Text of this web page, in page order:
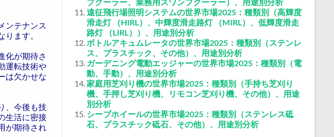
ンテナンス
ます。
化が期待さ
運転技術や
は欠かせな
、今後も技
生活に密接
が期待され
遠征飛行場照明システムの世界市場2025：種類別（高輝度
滑走灯 （HIRL）、中輝度滑走路灯 （MIRL）、低輝度滑走
路灯 （LIRL））、用途別分析
ボトルアキュムレータの世界市場2025：種類別（ステンレ
ス、プラスチック、その他）、用途別分析
ガーデニング電動エッジャーの世界市場2025：種類別（電
動、手動）、用途別分析
家庭用芝刈り機の世界市場2025：種類別（手持ち芝刈り
機、手押し芝刈り機、リモコン芝刈り機、その他）、用途
別分析
シーブホイールの世界市場2025：種類別（ステンレス砥
石、プラスチック砥石、その他）、用途別分析